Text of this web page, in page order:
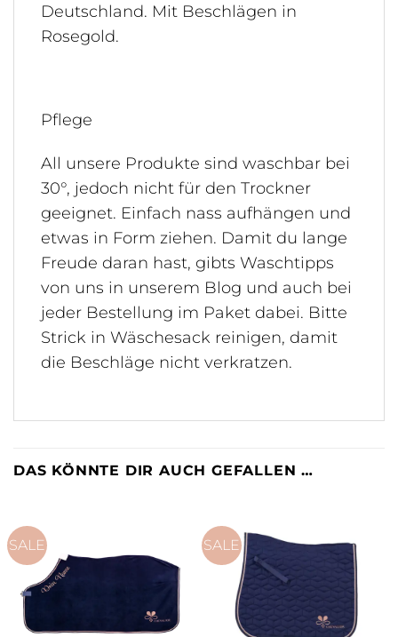
Deutschland. Mit Beschlägen in
Rosegold.
Pflege
All unsere Produkte sind waschbar bei
30°, jedoch nicht für den Trockner
geeignet. Einfach nass aufhängen und
etwas in Form ziehen. Damit du lange
Freude daran hast, gibts Waschtipps
von uns in unserem Blog und auch bei
jeder Bestellung im Paket dabei. Bitte
Strick in Wäschesack reinigen, damit
die Beschläge nicht verkratzen.
DAS KÖNNTE DIR AUCH GEFALLEN …
SALE SALE